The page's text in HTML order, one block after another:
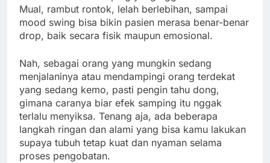
Mual, rambut rontok, lelah berlebihan, sampai
mood swing bisa bikin pasien merasa benar-benar
drop, baik secara fisik maupun emosional.
Nah, sebagai orang yang mungkin sedang
menjalaninya atau mendampingi orang terdekat
yang sedang kemo, pasti pengin tahu dong,
gimana caranya biar efek samping itu nggak
terlalu menyiksa. Tenang aja, ada beberapa
langkah ringan dan alami yang bisa kamu lakukan
supaya tubuh tetap kuat dan nyaman selama
proses pengobatan.